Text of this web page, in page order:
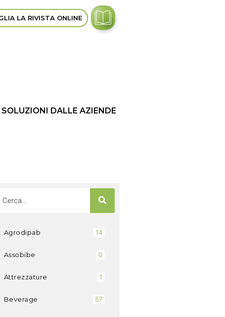
LA RIVISTA ONLINE
SOLUZIONI DALLE AZIENDE
Agrodipab 14
Assobibe 0
Attrezzature 1
Beverage 57